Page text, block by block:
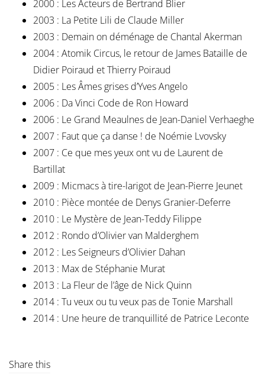
2000 : Les Acteurs de Bertrand Blier
2003 : La Petite Lili de Claude Miller
2003 : Demain on déménage de Chantal Akerman
2004 : Atomik Circus, le retour de James Bataille de
Didier Poiraud et Thierry Poiraud
2005 : Les Âmes grises d’Yves Angelo
2006 : Da Vinci Code de Ron Howard
2006 : Le Grand Meaulnes de Jean-Daniel Verhaeghe
2007 : Faut que ça danse ! de Noémie Lvovsky
2007 : Ce que mes yeux ont vu de Laurent de
Bartillat
2009 : Micmacs à tire-larigot de Jean-Pierre Jeunet
2010 : Pièce montée de Denys Granier-Deferre
2010 : Le Mystère de Jean-Teddy Filippe
2012 : Rondo d’Olivier van Malderghem
2012 : Les Seigneurs d’Olivier Dahan
2013 : Max de Stéphanie Murat
2013 : La Fleur de l’âge de Nick Quinn
2014 : Tu veux ou tu veux pas de Tonie Marshall
2014 : Une heure de tranquillité de Patrice Leconte
Share this